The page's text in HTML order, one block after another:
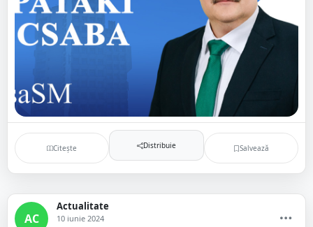
Citește Distribuie Salvează
AC
Actualitate
10 iunie 2024